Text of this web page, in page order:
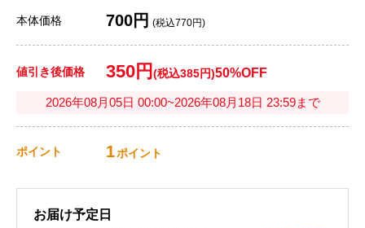
本体価格 700円 (税込770円)
値引き後価格 350円 (税込385円)50%OFF
2026年08月05日 00:00~2026年08月18日 23:59まで
ポイント 1ポイント
お届け予定日